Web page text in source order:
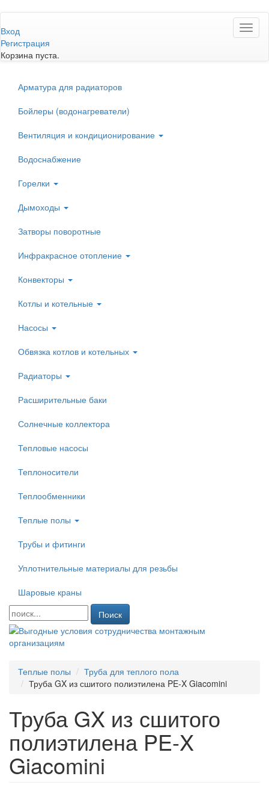
к
основному
содержанию
Вход
Регистрация
Корзина пуста.
Арматура для радиаторов
Бойлеры (водонагреватели)
Вентиляция и кондиционирование
Водоснабжение
Горелки
Дымоходы
Затворы поворотные
Инфракрасное отопление
Конвекторы
Котлы и котельные
Насосы
Обвязка котлов и котельных
Радиаторы
Расширительные баки
Солнечные коллектора
Тепловые насосы
Теплоносители
Теплообменники
Теплые полы
Трубы и фитинги
Уплотнительные материалы для резьбы
Шаровые краны
Поиск
Теплые полы
Труба для теплого пола
Труба GX из сшитого полиэтилена PE-X Giacomini
Труба GX из сшитого
полиэтилена PE-X
Giacomini